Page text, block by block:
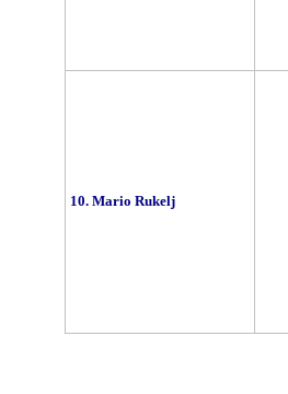
10. Mario Rukelj